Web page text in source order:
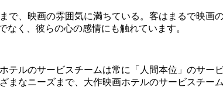
、映画の雰囲気に満ちている。客はまるで映画
く、彼らの心の感情にも触れています。
テルのサービスチームは常に「人間本位」のサ
なニーズまで、大作映画ホテルのサービスチー